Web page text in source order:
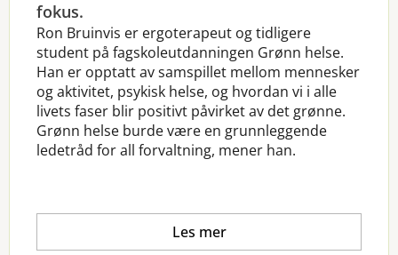
fokus.
Ron Bruinvis er ergoterapeut og tidligere
student på fagskoleutdanningen Grønn helse.
Han er opptatt av samspillet mellom mennesker
og aktivitet, psykisk helse, og hvordan vi i alle
livets faser blir positivt påvirket av det grønne.
Grønn helse burde være en grunnleggende
ledetråd for all forvaltning, mener han.
Les mer